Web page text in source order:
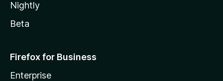
Nightly
Beta
Firefox for Business
Enterprise